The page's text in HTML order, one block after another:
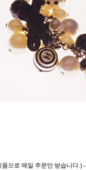
으로 메일 주문만 받습니다.) -